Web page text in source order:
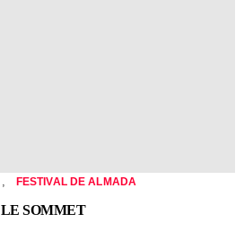
FESTIVAL DE ALMADA
LE SOMMET